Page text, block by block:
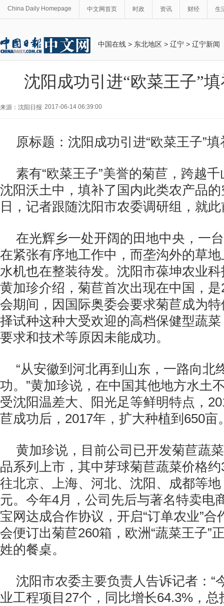
China Daily Homepage 中文网首页 时政 资讯 财经 生
中国在线 > 东北地区 > 辽宁 > 辽宁新闻
沈阳成功引进“欧菜王子”
来源：沈阳日报 2017-06-14 06:39:00
原标题：沈阳成功引进“欧菜王子”
素有“欧菜王子”美誉的菊苣，跨越
沈阳沃土中，填补了国内此类农产品
日，记者跟随沈阳市农委调研组，就
在光辉乡一处开阔的田地中央，一
在紧张有序地工作中，而垄沟外的草
水机也在整装待发。沈阳市葆坤农业
黄加珍介绍，菊苣首次出现在中国，
会期间，因国际奥委会要求菊苣成为
择试种这种大受欢迎的高档保健型蔬
要求和技术等原因未能成功。
“从安徽到河北再到山东，一路向北
功。”黄加珍说，在中国其他地方水土
受沈阳温差大、阳光足等鲜明特点，
苣成功后，2017年，扩大种植到650亩
黄加珍说，目前公司已开发菊苣蔬
品系列上市，其中芽球菊苣蔬菜价格
往北京、上海、河北、沈阳、成都等
元。今年4月，公司先后与著名特卖电
宝网达成合作协议，开启“订单农业”合
会便订出菊苣260箱，欧洲“蔬菜王子”
姓的餐桌。
沈阳市农委主要负责人告诉记者：“
业工程项目27个，同比增长64.3%，总